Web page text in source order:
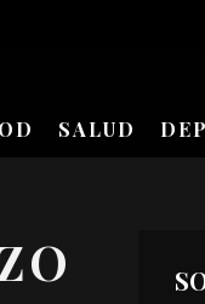
SALUD